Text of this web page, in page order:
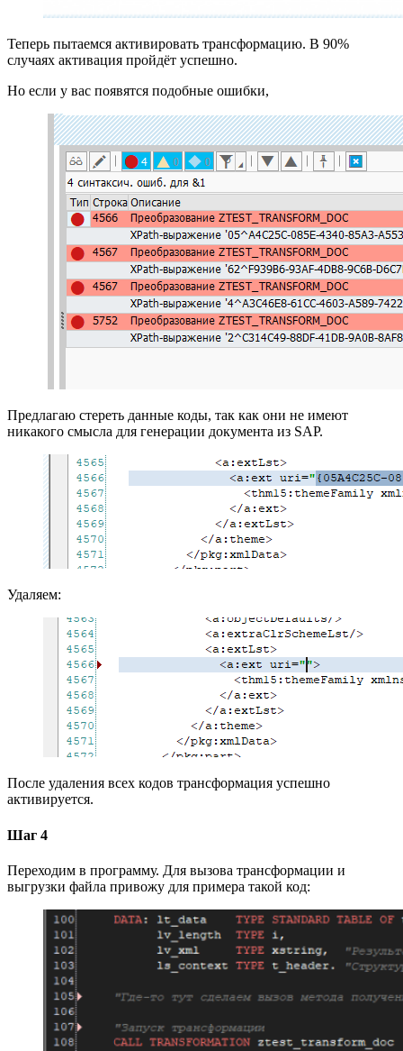
Теперь пытаемся активировать трансформацию. В 90%
случаях активация пройдёт успешно.
Но если у вас появятся подобные ошибки,
Предлагаю стереть данные коды, так как они не имеют
никакого смысла для генерации документа из SAP.
Удаляем:
После удаления всех кодов трансформация успешно
активируется.
Шаг 4
Переходим в программу. Для вызова трансформации и
выгрузки файла привожу для примера такой код: